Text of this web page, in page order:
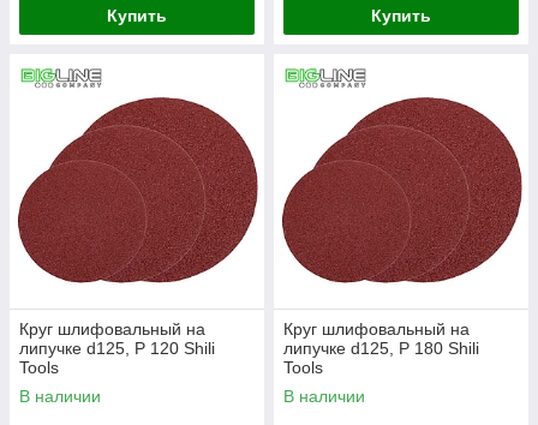
Купить Купить
Круг шлифовальный на
липучке d125, P 120 Shili
Tools
В наличии
Круг шлифовальный на
липучке d125, P 180 Shili
Tools
В наличии